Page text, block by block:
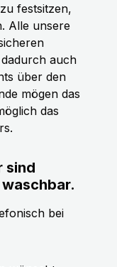
festsitzen,
Alle unsere
auch
über den
mögen das
das
sind
bei